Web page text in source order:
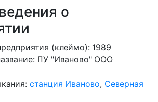
о
(клеймо): 1989
ПУ "Иваново" ООО
станция Иваново, Северная